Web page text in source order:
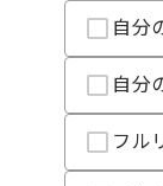
かりの新オフィス
プロジェクトの開
ップを希望してい
自分
自分
フル